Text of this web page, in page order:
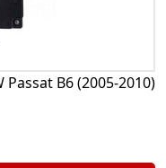
B6 (2005-2010)